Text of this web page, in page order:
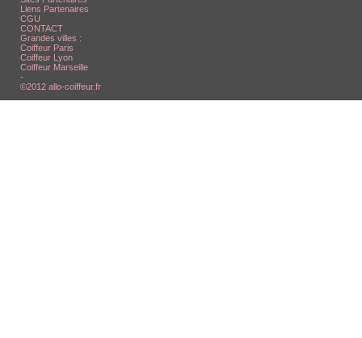
Liens Partenaires
CGU
CONTACT
Grandes villes :
Coiffeur Paris
Coiffeur Lyon
Coiffeur Marseille
-
©2012 allo-coiffeur.fr